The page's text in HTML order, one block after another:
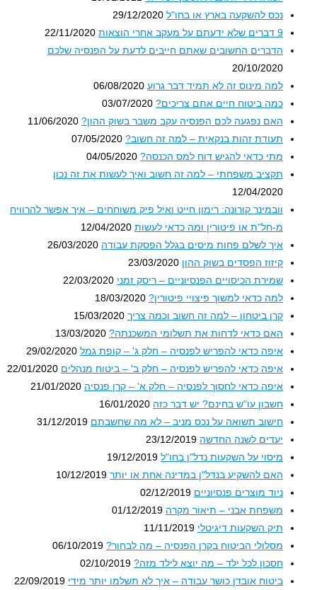
נכס להשקעה בארץ או בחו"ל 29/12/2020
22/11/2020
הדברים החשובים שאתם חייבים לדעת על הפנסיה שלכם
20/10/2020
למה מינוס זה לא תמיד דבר גרוע 06/08/2020
כמה ביטוח חיים אתם צריכים? 03/07/2020
האם נפגעה לכם הפנסיה עקב משבר בשוק ההון? 11/06/2020
תעודת זהות בנקאית – למה זה חשוב? 07/05/2020
מתי כדאי להגיש דוח למס הכנסה? 04/05/2020
תקציב משפחתי – למה זה חשוב ואיך לעשות את זה נכון
12/04/2020
וובמינר קורונה: רימון חייט ואיל פיק משוחחים – איך אפשר להרוויח
מ-חל"ת או פיטורין ומה כדאי לעשות 12/04/2020
איך לשלם פחות מיסים בגלל הפסקת עבודה 26/03/2020
קיזוז הפסדים בשוק ההון 23/03/2020
שמירת הכיסויים הפנסיוניים – ריסק זמני 22/03/2020
למה כדאי למשוך פיצויי פיטורין? 18/03/2020
קרן ביטחון – למה זה חשוב וכמה צריך 15/03/2020
האם כדאי לדחות את תשלומי המשכנתה? 13/03/2020
איפה כדאי להפריש לפנסיה – חלק ג' – קופת גמל 29/02/2020
איפה כדאי להפריש לפנסיה – חלק ב' – ביטוח מנהלים 22/01/2020
איפה כדאי לחסוך לפנסיה – חלק א' – קרן פנסיה 21/01/2020
חשבון עו"ש בחינם? יש דבר כזה 16/01/2020
חישוב תשואה על נכס מניב – לא מה שחשבתם 31/12/2019
יעדים לשנה החדשה 23/12/2019
מיסוי על השקעות נדל"ן בחו"ל 19/12/2019
האם להשקיע בנדל"ן במדינה אחת או יותר 10/12/2019
ניוד מוצרים פנסיוניים 02/12/2019
משפחת אבני – תיאור מקרה 01/12/2019
תיק השקעות דיגיטלי 11/11/2019
מסלולי הביטוח בקרן הפנסיה – מה לבחור? 06/10/2019
חסכון לכל ילד – מה יוצא לילד מזה? 02/10/2019
ביטוח אובדן כושר עבודה – איך לא תשלמו יותר מידי 22/09/2019